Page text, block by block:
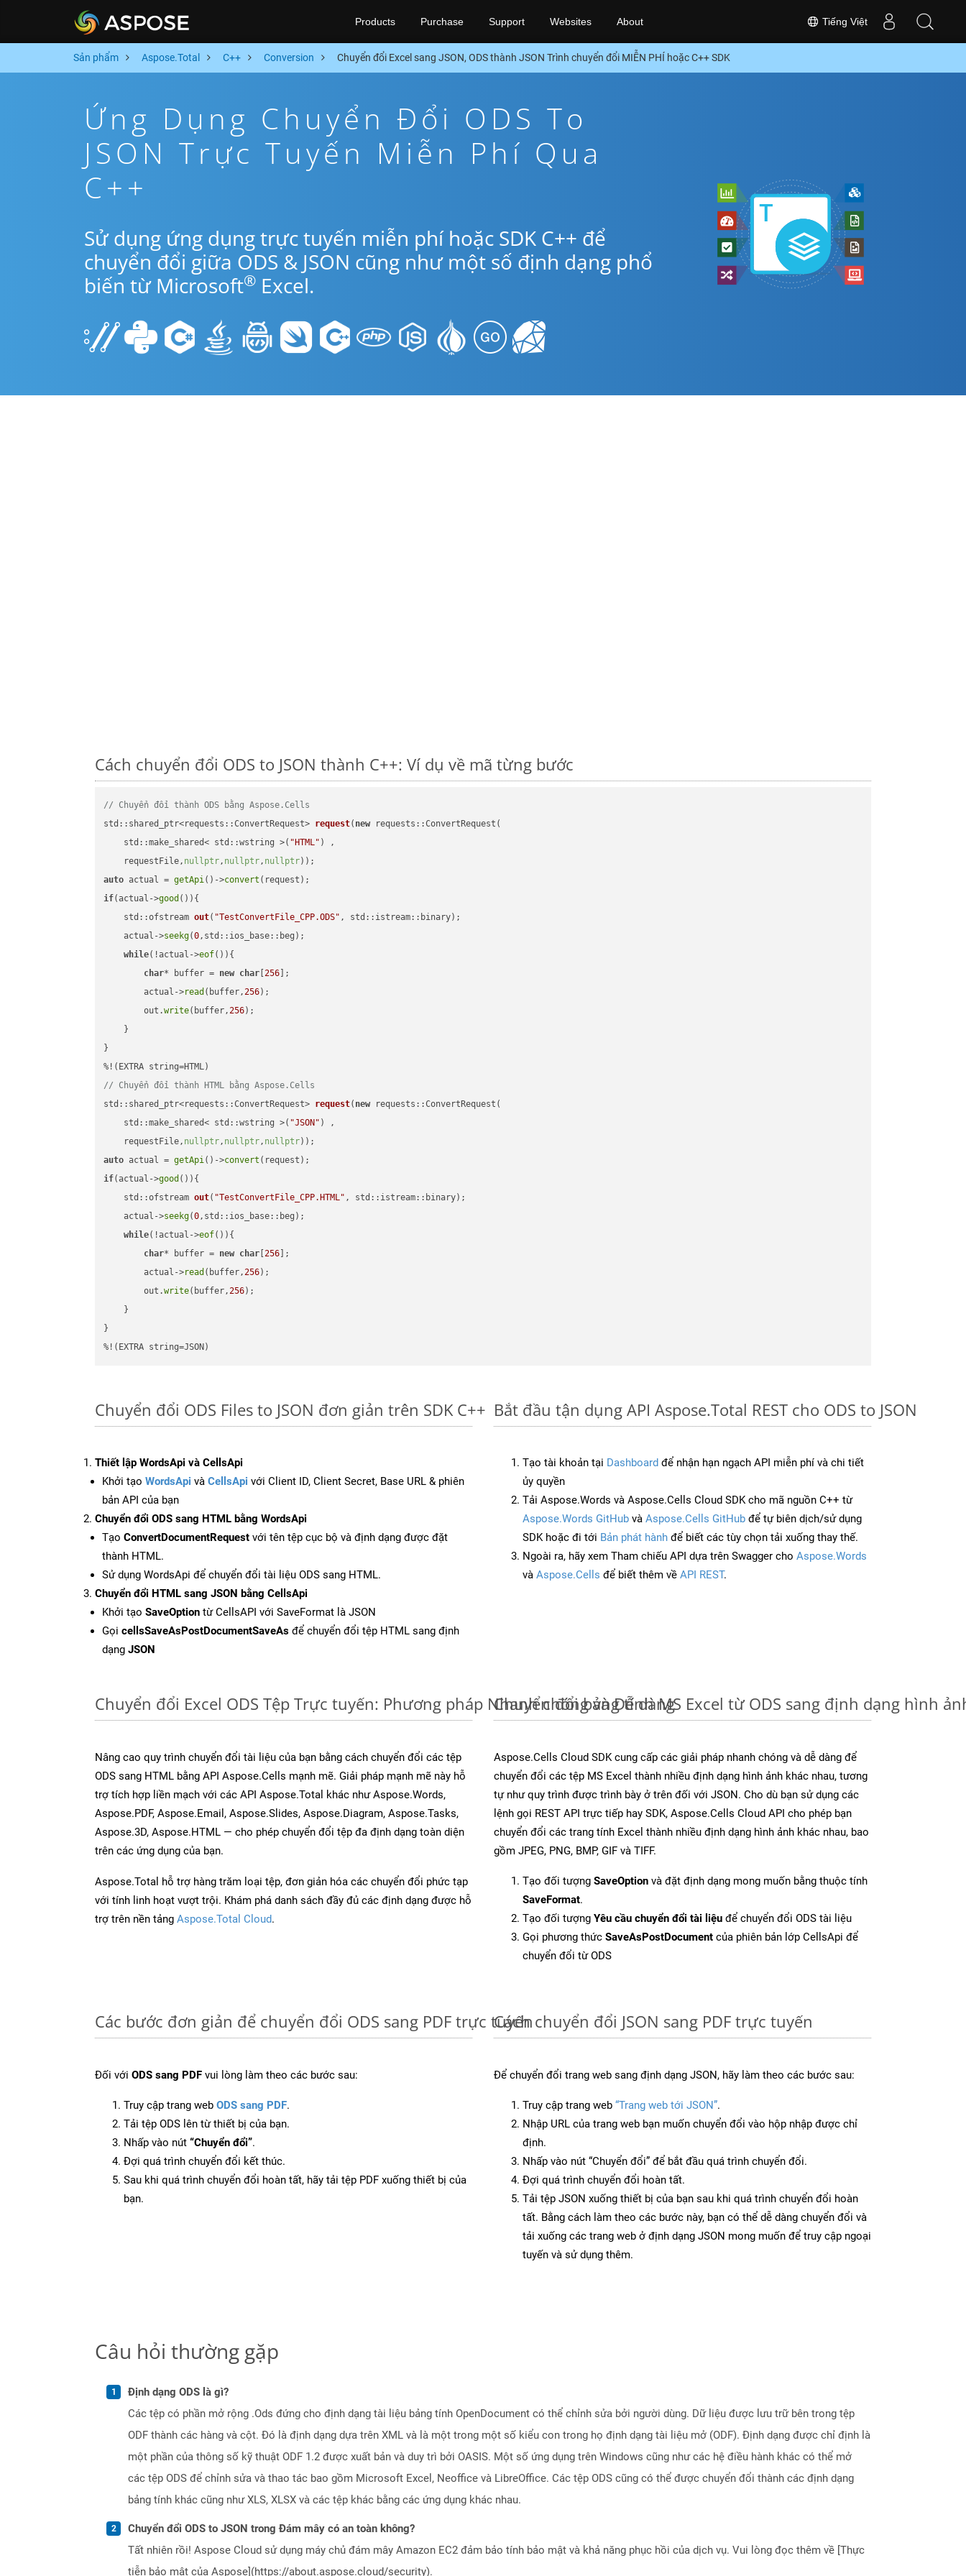
Tiếng Việt
Products Purchase Support Websites About
Sản phẩm Aspose.Total C++ Conversion Chuyển đổi Excel sang JSON, ODS thành JSON Trình chuyển đổi MIỄN PHÍ hoặc C++ SDK
Ứng Dụng Chuyển Đổi ODS To
JSON Trực Tuyến Miễn Phí Qua
C++
Sử dụng ứng dụng trực tuyến miễn phí hoặc SDK C++ để
chuyển đổi giữa ODS & JSON cũng như một số định dạng phổ
biến từ Microsoft® Excel.
Cách chuyển đổi ODS to JSON thành C++: Ví dụ về mã từng bước
// Chuyển đổi thành ODS bằng Aspose.Cells
std::shared_ptr<requests::ConvertRequest> request( new requests::ConvertRequest(
    std::make_shared< std::wstring >(
"HTML" ) ,
    requestFile,
nullptr, nullptr, nullptr))
auto actual = getApi()->convert
if(actual->good ()){
std::ofstream out( "TestConvertFile_CPP.ODS" , std::istream::binary) ;
    actual->
seekg(0,std::ios_base::beg);
while(!actual->eof()){
char* buffer = new char [256 ];
        actual->
read (buffer,256);
        out.
write(buffer,256);
    }
}
// Chuyển đổi thành HTML bằng Aspose.Cells
std::shared_ptr<requests::ConvertRequest> request( new requests::ConvertRequest(
    std::make_shared< std::wstring >(
"JSON" ) ,
    requestFile,
nullptr, nullptr, nullptr))
auto actual = getApi()->convert
if(actual->good ()){
std::ofstream out( "TestConvertFile_CPP.HTML" , std::istream::binary) ;
    actual->
seekg(0,std::ios_base::beg);
while(!actual->eof()){
char* buffer = new char [256 ];
        actual->
read (buffer,256);
        out.
write(buffer,256);
    }
}
%!(EXTRA string=JSON)
Chuyển đổi ODS Files to JSON đơn giản trên SDK C++
Thiết lập WordsApi và CellsApi
Khởi tạo WordsApi và CellsApi với Client ID, Client Secret, Base URL & phiên
bản API của bạn
Chuyển đổi ODS sang HTML bằng WordsApi
Tạo ConvertDocumentRequest với tên tệp cục bộ và định dạng được đặt
thành HTML.
Sử dụng WordsApi để chuyển đổi tài liệu ODS sang HTML.
Chuyển đổi HTML sang JSON bằng CellsApi
Khởi tạo SaveOption từ CellsAPI với SaveFormat là JSON
Gọi cellsSaveAsPostDocumentSaveAs để chuyển đổi tệp HTML sang định
dạng JSON
Bắt đầu tận dụng API Aspose.Total REST cho ODS to JSON
Tạo tài khoản tại Dashboard để nhận hạn ngạch API miễn phí và chi tiết
ủy quyền
Tải Aspose.Words và Aspose.Cells Cloud SDK cho mã nguồn C++ từ
Aspose.Words GitHub và Aspose.Cells GitHub để tự biên dịch/sử dụng
SDK hoặc đi tới Bản phát hành để biết các tùy chọn tải xuống thay thế.
Ngoài ra, hãy xem Tham chiếu API dựa trên Swagger cho Aspose.Words
và Aspose.Cells để biết thêm về API REST.
Chuyển đổi Excel ODS Tệp Trực tuyến: Phương pháp Nhanh chóng và Dễ dàng
Nâng cao quy trình chuyển đổi tài liệu của bạn bằng cách chuyển đổi các tệp
ODS sang HTML bằng API Aspose.Cells mạnh mẽ. Giải pháp mạnh mẽ này hỗ
trợ tích hợp liền mạch với các API Aspose.Total khác như Aspose.Words,
Aspose.PDF, Aspose.Email, Aspose.Slides, Aspose.Diagram, Aspose.Tasks,
Aspose.3D, Aspose.HTML — cho phép chuyển đổi tệp đa định dạng toàn diện
trên các ứng dụng của bạn.
Aspose.Total hỗ trợ hàng trăm loại tệp, đơn giản hóa các chuyển đổi phức tạp
với tính linh hoạt vượt trội. Khám phá danh sách đầy đủ các định dạng được hỗ
trợ trên nền tảng Aspose.Total Cloud.
Chuyển đổi bảng tính MS Excel từ ODS sang định dạng hình
Aspose.Cells Cloud SDK cung cấp các giải pháp nhanh chóng và dễ dàng để
chuyển đổi các tệp MS Excel thành nhiều định dạng hình ảnh khác nhau, tương
tự như quy trình được trình bày ở trên đối với JSON. Cho dù bạn sử dụng các
lệnh gọi REST API trực tiếp hay SDK, Aspose.Cells Cloud API cho phép bạn
chuyển đổi các trang tính Excel thành nhiều định dạng hình ảnh khác nhau, bao
gồm JPEG, PNG, BMP, GIF và TIFF.
Tạo đối tượng SaveOption và đặt định dạng mong muốn bằng thuộc tính
SaveFormat.
Tạo đối tượng Yêu cầu chuyển đổi tài liệu để chuyển đổi ODS tài liệu
Gọi phương thức SaveAsPostDocument của phiên bản lớp CellsApi để
chuyển đổi từ ODS
Các bước đơn giản để chuyển đổi ODS sang PDF trực tuyến
Đối với ODS sang PDF vui lòng làm theo các bước sau:
Truy cập trang web ODS sang PDF.
Tải tệp ODS lên từ thiết bị của bạn.
Nhấp vào nút “Chuyển đổi”.
Đợi quá trình chuyển đổi kết thúc.
Sau khi quá trình chuyển đổi hoàn tất, hãy tải tệp PDF xuống thiết bị của
bạn.
Cách chuyển đổi JSON sang PDF trực tuyến
Để chuyển đổi trang web sang định dạng JSON, hãy làm theo các bước sau:
Truy cập trang web “Trang web tới JSON”.
Nhập URL của trang web bạn muốn chuyển đổi vào hộp nhập được chỉ
định.
Nhấp vào nút “Chuyển đổi” để bắt đầu quá trình chuyển đổi.
Đợi quá trình chuyển đổi hoàn tất.
Tải tệp JSON xuống thiết bị của bạn sau khi quá trình chuyển đổi hoàn
tất. Bằng cách làm theo các bước này, bạn có thể dễ dàng chuyển đổi và
tải xuống các trang web ở định dạng JSON mong muốn để truy cập ngoại
tuyến và sử dụng thêm.
Câu hỏi thường gặp
Định dạng ODS là gì?
Các tệp có phần mở rộng .Ods đứng cho định dạng tài liệu bảng tính OpenDocument có thể chỉnh sửa bởi người dùng. Dữ liệu được lưu trữ bên trong tệp
ODF thành các hàng và cột. Đó là định dạng dựa trên XML và là một trong một số kiểu con trong họ định dạng tài liệu mở (ODF). Định dạng được chỉ định là
một phần của thông số kỹ thuật ODF 1.2 được xuất bản và duy trì bởi OASIS. Một số ứng dụng trên Windows cũng như các hệ điều hành khác có thể mở
các tệp ODS để chỉnh sửa và thao tác bao gồm Microsoft Excel, Neoffice và LibreOffice. Các tệp ODS cũng có thể được chuyển đổi thành các định dạng
bảng tính khác cũng như XLS, XLSX và các tệp khác bằng các ứng dụng khác nhau.
Chuyển đổi ODS to JSON trong Đám mây có an toàn không?
Tất nhiên rồi! Aspose Cloud sử dụng máy chủ đám mây Amazon EC2 đảm bảo tính bảo mật và khả năng phục hồi của dịch vụ. Vui lòng đọc thêm về [Thực
tiễn bảo mật của Aspose](https://about.aspose.cloud/security).